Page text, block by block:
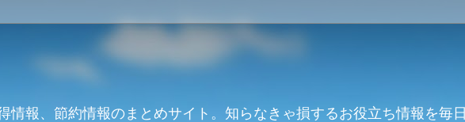
情報、節約情報のまとめサイト。知らなきゃ損するお役立ち情報を毎日